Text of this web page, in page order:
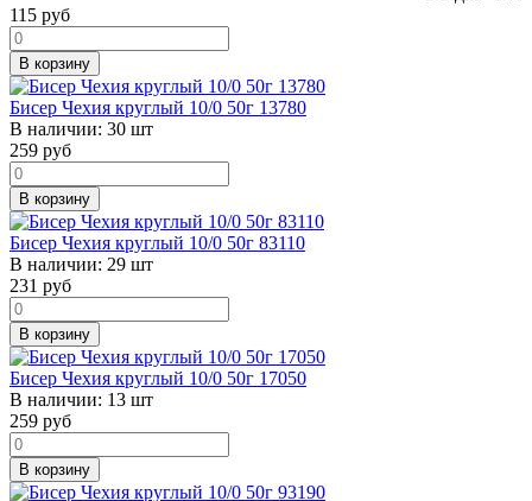
115 руб
В корзину
Бисер Чехия круглый 10/0 50г 13780
В наличии: 30 шт
259 руб
В корзину
Бисер Чехия круглый 10/0 50г 83110
В наличии: 29 шт
231 руб
В корзину
Бисер Чехия круглый 10/0 50г 17050
В наличии: 13 шт
259 руб
В корзину